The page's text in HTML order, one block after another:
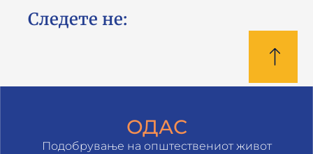
Следете не:
ОДАС
Подобрување на општествениот живот